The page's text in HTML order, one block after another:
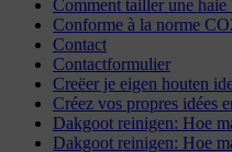
Comment tailler une haie
Conforme à la norme
Contact
Contactformulier
Creëer je eigen houten
Créez vos propres idées
Dakgoot reinigen: Hoe
Dakgoot reinigen: Hoe